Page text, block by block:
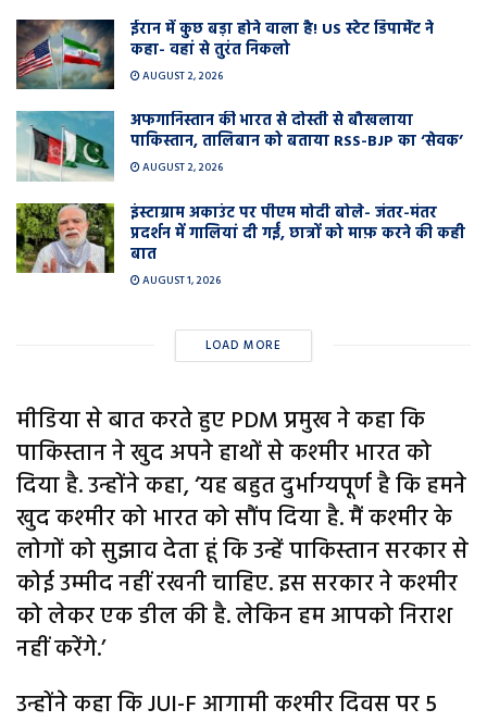
ईरान में कुछ बड़ा होने वाला है! US स्टेट डिपार्मेंट ने
कहा- वहां से तुरंत निकलो
AUGUST 2, 2026
अफगानिस्तान की भारत से दोस्ती से बौखलाया
पाकिस्तान, तालिबान को बताया RSS-BJP का ‘सेवक’
AUGUST 2, 2026
इंस्टाग्राम अकाउंट पर पीएम मोदी बोले- जंतर-मंतर
प्रदर्शन में गालियां दी गईं, छात्रों को माफ़ करने की कही
बात
AUGUST 1, 2026
LOAD MORE
मीडिया से बात करते हुए PDM प्रमुख ने कहा कि
पाकिस्तान ने खुद अपने हाथों से कश्मीर भारत को
दिया है. उन्होंने कहा, ‘यह बहुत दुर्भाग्यपूर्ण है कि हमने
खुद कश्मीर को भारत को सौंप दिया है. मैं कश्मीर के
लोगों को सुझाव देता हूं कि उन्हें पाकिस्तान सरकार से
कोई उम्मीद नहीं रखनी चाहिए. इस सरकार ने कश्मीर
को लेकर एक डील की है. लेकिन हम आपको निराश
नहीं करेंगे.’
उन्होंने कहा कि JUI-F आगामी कश्मीर दिवस पर 5